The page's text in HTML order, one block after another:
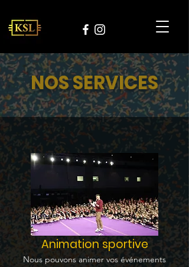
NOS SERVICES
Animation sportive
Nous pouvons animer vos événements